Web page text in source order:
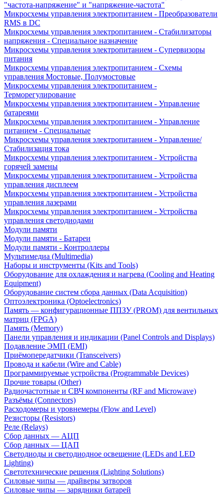
"частота-напряжение" и "напряжение-частота"
Микросхемы управления электропитанием - Преобразователи
RMS в DC
Микросхемы управления электропитанием - Стабилизаторы
напряжения - Специальное назначение
Микросхемы управления электропитанием - Супервизоры
питания
Микросхемы управления электропитанием - Схемы
управления Мостовые, Полумостовые
Микросхемы управления электропитанием -
Терморегулирование
Микросхемы управления электропитанием - Управление
батареями
Микросхемы управления электропитанием - Управление
питанием - Специальные
Микросхемы управления электропитанием - Управление/
Стабилизация тока
Микросхемы управления электропитанием - Устройства
горячей замены
Микросхемы управления электропитанием - Устройства
управления дисплеем
Микросхемы управления электропитанием - Устройства
управления лазерами
Микросхемы управления электропитанием - Устройства
управления светодиодами
Модули памяти
Модули памяти - Батареи
Модули памяти - Контроллеры
Мультимедиа (Multimedia)
Наборы и инструменты (Kits and Tools)
Оборудование для охлаждения и нагрева (Cooling and Heating
Equipment)
Оборудование систем сбора данных (Data Acquisition)
Оптоэлектроника (Optoelectronics)
Память — конфигурационные ППЗУ (PROM) для вентильных
матриц (FPGA)
Память (Memory)
Панели управления и индикации (Panel Controls and Displays)
Подавление ЭМП (EMI)
Приёмопередатчики (Transceivers)
Провода и кабели (Wire and Cable)
Программируемые устройства (Programmable Devices)
Прочие товары (Other)
Радиочастотные и СВЧ компоненты (RF and Microwave)
Разъёмы (Connectors)
Расходомеры и уровнемеры (Flow and Level)
Резисторы (Resistors)
Реле (Relays)
Сбор данных — АЦП
Сбор данных — ЦАП
Светодиоды и светодиодное освещение (LEDs and LED
Lighting)
Светотехнические решения (Lighting Solutions)
Силовые чипы — драйверы затворов
Силовые чипы — зарядники батарей